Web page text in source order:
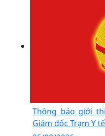
Thông báo giới
Giám đốc Trạm Y